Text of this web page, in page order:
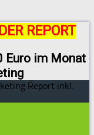
REPORT
Euro im Monat
Report inkl.